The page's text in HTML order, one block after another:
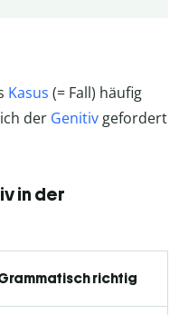
Kasus (= Fall) häufig
der Genitiv gefordert
in der
richtig